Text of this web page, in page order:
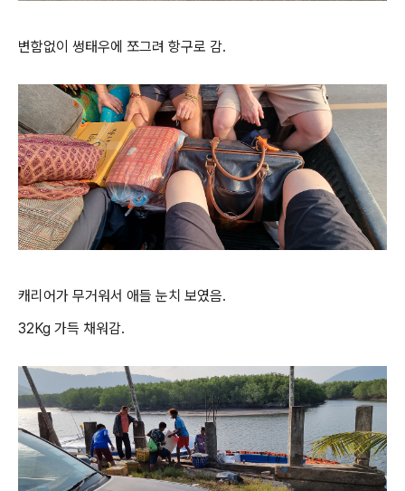
변함없이 썽태우에 쪼그려 항구로 감.
캐리어가 무거워서 애들 눈치 보였음.
32Kg 가득 채워감.